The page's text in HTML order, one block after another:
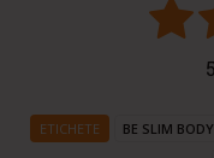
5
ETICHETE BE SLIM